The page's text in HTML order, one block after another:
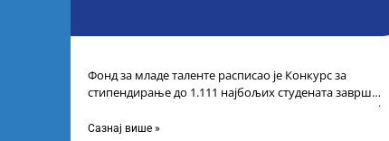
Фонд за младе таленте расписао је Конкурс за
стипендирање до 1.111 најбољих студената завршне
године основних и интегрисаних академских студија
Сазнај више »